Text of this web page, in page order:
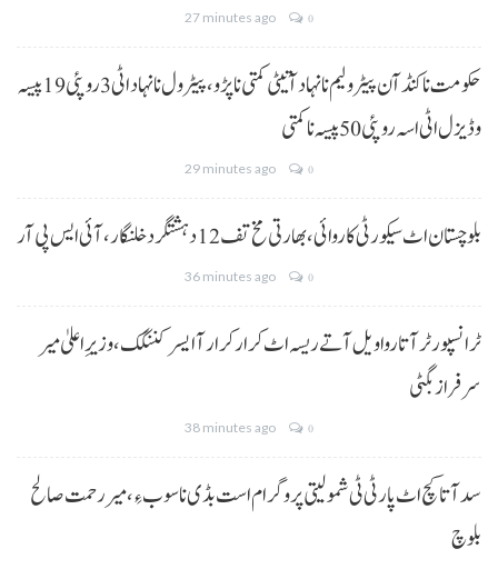
27 minutes ago 0
حکومت نا کنڈ آن پیٹرولیم نا نہاد آتیٹی کمتی نا پڑو،پیٹرول نا نہاد اٹی 3 روپئی 19 پیسہ
و ڈیزل اٹی اسہ روپئی 50 پیسہ نا کمتی
29 minutes ago 0
بلوچستان اٹ سیکورٹی کاروائی، بھارتی مخ تف 12 دہشتگرد خلنگار،آئی ایس پی آر
36 minutes ago 0
ٹرانسپورٹر آتا روا ویل آتے ریسہ اٹ کرار کرار آ ایسر کننگک ،وزیرِ اعلیٰ میر
سرفراز بگٹی
38 minutes ago 0
سد آتا کچ اٹ پارٹی ٹی شمولیتی پروگرام است بڈی نا سوب ءِ،میر رحمت صالح
بلوچ